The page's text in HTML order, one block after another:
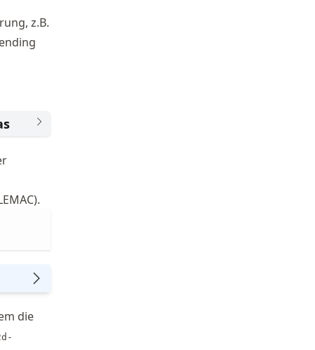
z.B.
ending
die